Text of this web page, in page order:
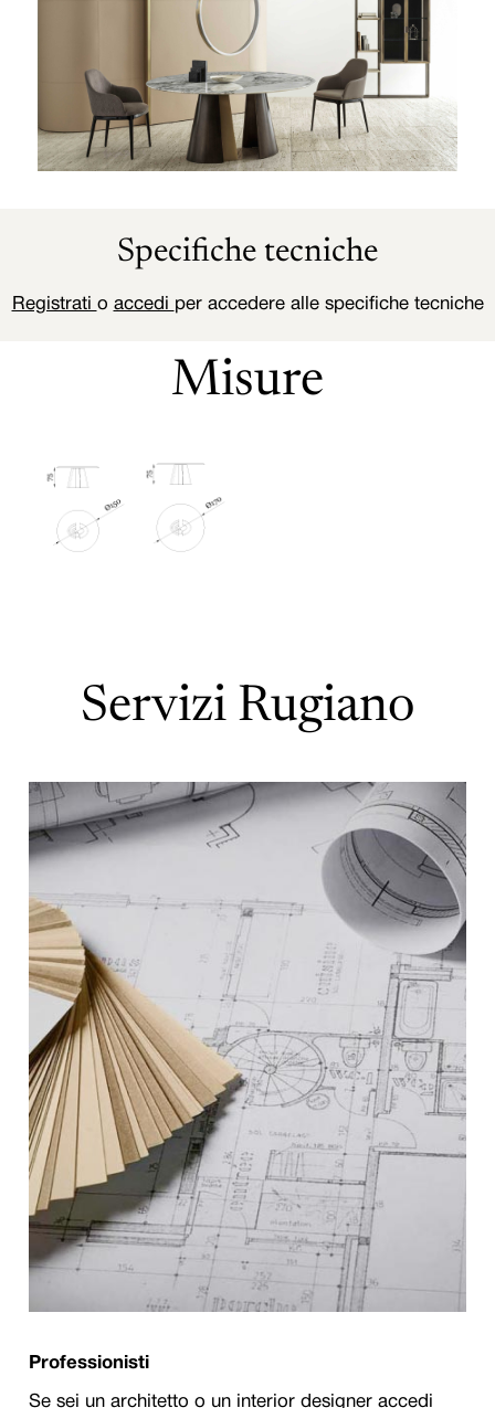
Specifiche tecniche
Registrati o accedi per accedere alle specifiche tecniche
Misure
Servizi Rugiano
Professionisti
Se sei un architetto o un interior designer accedi